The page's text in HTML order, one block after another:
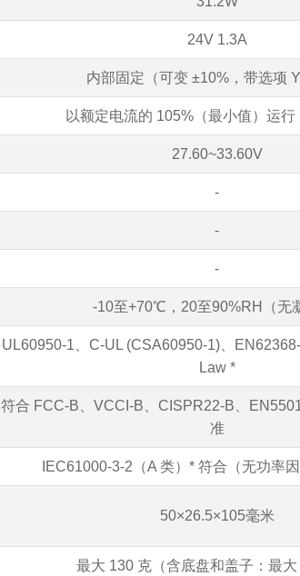
24V 1.3A
内部固定（可变 ±10%，带选项 Y
以额定电流的 105%（最小值）运行
27.60~33.60V
-
-
-
-10至+70℃，20至90%RH（无
UL60950-1、C-UL (CSA60950-1)、
Law *
符合 FCC-B、VCCI-B、CISPR22-B、
准
IEC61000-3-2（A 类）* 符合（无功率
50×26.5×105毫米
最大 130 克（含底盘和盖子：最大